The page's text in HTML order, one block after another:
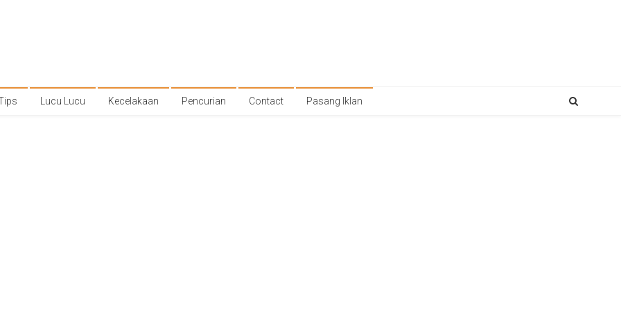
Lucu Lucu Kecelakaan Pencurian Contact Pasang Iklan